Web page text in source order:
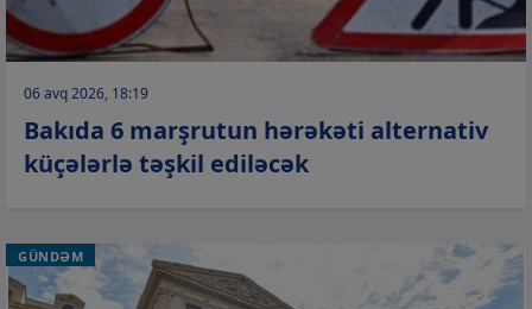
06 avq 2026, 18:19
Bakıda 6 marşrutun hərəkəti alternativ
küçələrlə təşkil ediləcək
GÜNDƏM